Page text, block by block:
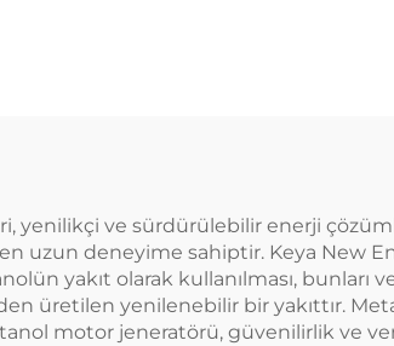
yenilikçi ve sürdürülebilir enerji
uzun deneyime sahiptir. Keya New
yakıt olarak kullanılması,
üretilen yenilenebilir bir yakıttır.
motor jeneratörü, güvenilirlik ve